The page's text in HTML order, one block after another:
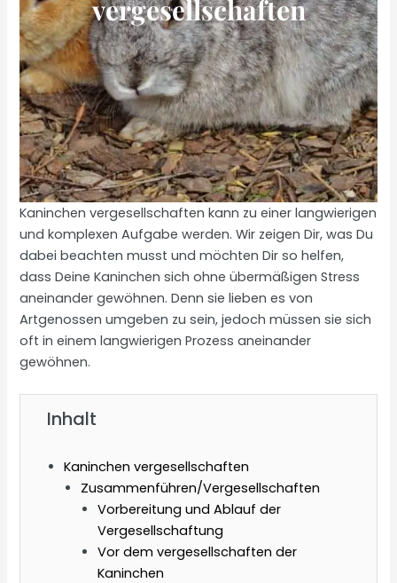
vergesellschaften
Kaninchen vergesellschaften kann zu einer langwierigen
und komplexen Aufgabe werden. Wir zeigen Dir, was Du
dabei beachten musst und möchten Dir so helfen,
dass Deine Kaninchen sich ohne übermäßigen Stress
aneinander gewöhnen. Denn sie lieben es von
Artgenossen umgeben zu sein, jedoch müssen sie sich
oft in einem langwierigen Prozess aneinander
gewöhnen.
Inhalt
Kaninchen vergesellschaften
Zusammenführen/Vergesellschaften
Vorbereitung und Ablauf der
Vergesellschaftung
Vor dem vergesellschaften der
Kaninchen